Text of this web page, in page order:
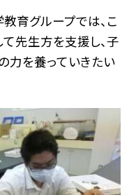
育グループでは、こ
先生方を支援し、子
力を養っていきたい